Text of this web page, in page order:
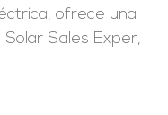
ofrece una
Sales Exper,